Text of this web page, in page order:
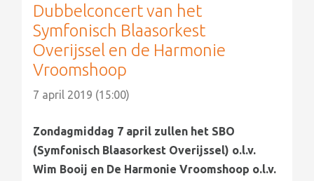
Dubbelconcert van het
Symfonisch Blaasorkest
Overijssel en de Harmonie
Vroomshoop
7 april 2019 (15:00)
Zondagmiddag 7 april zullen het SBO
(Symfonisch Blaasorkest Overijssel) o.l.v.
Wim Booij en De Harmonie Vroomshoop o.l.v.